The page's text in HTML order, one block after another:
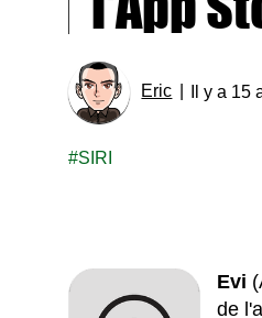
Eric Il y a 15
SIRI
Evi
de